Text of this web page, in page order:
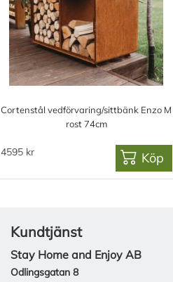
Cortenstål vedförvaring/sittbänk Enzo M
rost 74cm
4595 kr Köp
Kundtjänst
Stay Home and Enjoy AB
Odlingsgatan 8